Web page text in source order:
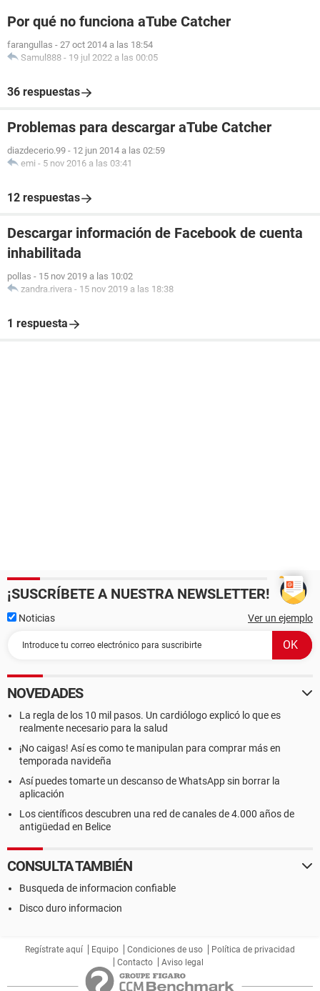
Por qué no funciona aTube Catcher
farangullas - 27 oct 2014 a las 18:54
Samul888 - 19 jul 2022 a las 00:05
36 respuestas
Problemas para descargar aTube Catcher
diazdecerio.99 - 12 jun 2014 a las 02:59
emi - 5 nov 2016 a las 03:41
12 respuestas
Descargar información de Facebook de cuenta
inhabilitada
pollas - 15 nov 2019 a las 10:02
zandra.rivera - 15 nov 2019 a las 18:38
1 respuesta
¡SUSCRÍBETE A NUESTRA NEWSLETTER!
Noticias Ver un ejemplo
NOVEDADES
La regla de los 10 mil pasos. Un cardiólogo explicó lo que es
realmente necesario para la salud
¡No caigas! Así es como te manipulan para comprar más en
temporada navideña
Así puedes tomarte un descanso de WhatsApp sin borrar la
aplicación
Los científicos descubren una red de canales de 4.000 años de
antigüedad en Belice
CONSULTA TAMBIÉN
Busqueda de informacion confiable
Disco duro informacion
Regístrate aquí Equipo Condiciones de uso
Política de privacidad
Contacto
Aviso legal